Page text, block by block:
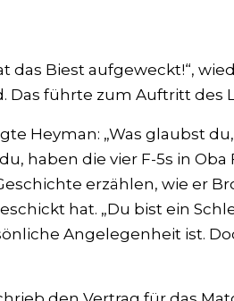
das Biest aufgeweckt!“,
Das führte zum Auftritt des
Heyman: „Was glaubst
haben die vier F-5s in
erzählen, wie er
hat. „Du bist ein
Angelegenheit ist.